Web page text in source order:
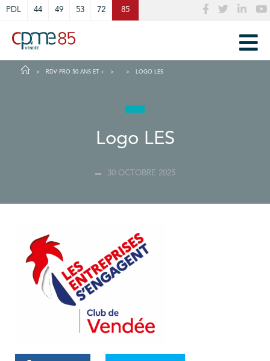
PDL 44 49 53 72 85
RDV PRO 50 ANS ET + LOGO LES
Logo LES
30 OCTOBRE 2025
Cookies management panel